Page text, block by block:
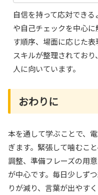
自信を持って応対でき
や自己チェックを中心
す順序、場面に応じた
スキルが整理されてお
人に向いています。
おわりに
本を通して学ぶことで、
ぎます。緊張して噛むこ
調整、準備フレーズの用
が中心です。毎日少しず
りが減り、言葉が出やす